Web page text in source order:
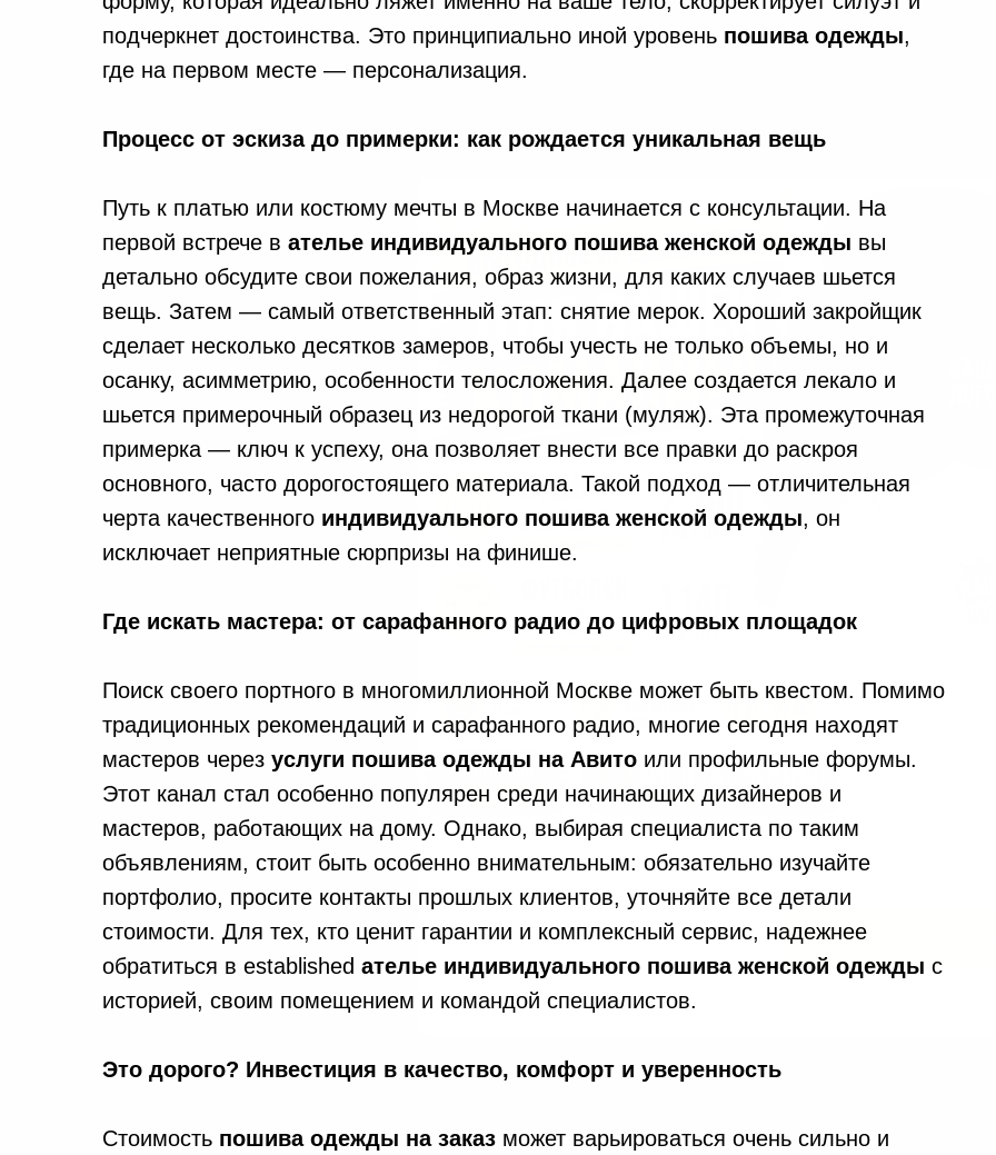
Ваш телефон
Получить
подчеркнет достоинства. Это принципиально иной уровень пошива одежды,
где на первом месте — персонализация.
Процесс от эскиза до примерки: как рождается уникальная вещь
Путь к платью или костюму мечты в Москве начинается с консультации. На
первой встрече в ателье индивидуального пошива женской одежды вы
детально обсудите свои пожелания, образ жизни, для каких случаев шьется
вещь. Затем — самый ответственный этап: снятие мерок. Хороший закройщик
сделает несколько десятков замеров, чтобы учесть не только объемы, но и
осанку, асимметрию, особенности телосложения. Далее создается лекало и
шьется примерочный образец из недорогой ткани (муляж). Эта промежуточная
примерка — ключ к успеху, она позволяет внести все правки до раскроя
основного, часто дорогостоящего материала. Такой подход — отличительная
черта качественного индивидуального пошива женской одежды, он
исключает неприятные сюрпризы на финише.
Где искать мастера: от сарафанного радио до цифровых площадок
Поиск своего портного в многомиллионной Москве может быть квестом. Помимо
традиционных рекомендаций и сарафанного радио, многие сегодня находят
мастеров через услуги пошива одежды на Авито или профильные форумы.
Этот канал стал особенно популярен среди начинающих дизайнеров и
мастеров, работающих на дому. Однако, выбирая специалиста по таким
объявлениям, стоит быть особенно внимательным: обязательно изучайте
портфолио, просите контакты прошлых клиентов, уточняйте все детали
стоимости. Для тех, кто ценит гарантии и комплексный сервис, надежнее
обратиться в established ателье индивидуального пошива женской одежды с
историей, своим помещением и командой специалистов.
Это дорого? Инвестиция в качество, комфорт и уверенность
Стоимость пошива одежды на заказ может варьироваться очень сильно и